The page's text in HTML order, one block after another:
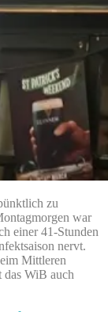
zu
war
einer 41-Stunden
nervt.
Mittleren
WiB auch